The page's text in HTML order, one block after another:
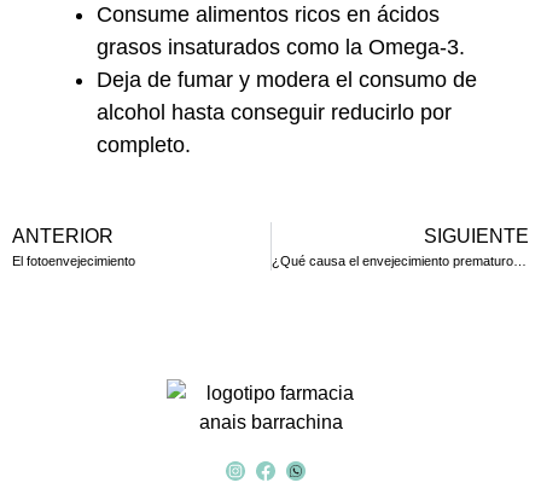
Consume alimentos ricos en ácidos
grasos insaturados como la Omega-3.
Deja de fumar y modera el consumo de
alcohol hasta conseguir reducirlo por
completo.
ANTERIOR
El fotoenvejecimiento
SIGUIENTE
¿Qué causa el envejecimiento prematuro de la piel?